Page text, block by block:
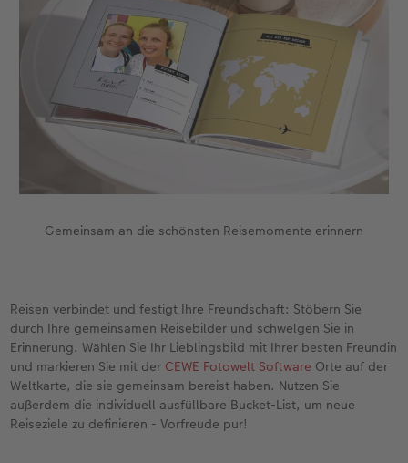
Gemeinsam an die schönsten Reisemomente erinnern
Reisen verbindet und festigt Ihre Freundschaft: Stöbern Sie
durch Ihre gemeinsamen Reisebilder und schwelgen Sie in
Erinnerung. Wählen Sie Ihr Lieblingsbild mit Ihrer besten Freundin
und markieren Sie mit der CEWE Fotowelt Software Orte auf der
Weltkarte, die sie gemeinsam bereist haben. Nutzen Sie
außerdem die individuell ausfüllbare Bucket-List, um neue
Reiseziele zu definieren - Vorfreude pur!